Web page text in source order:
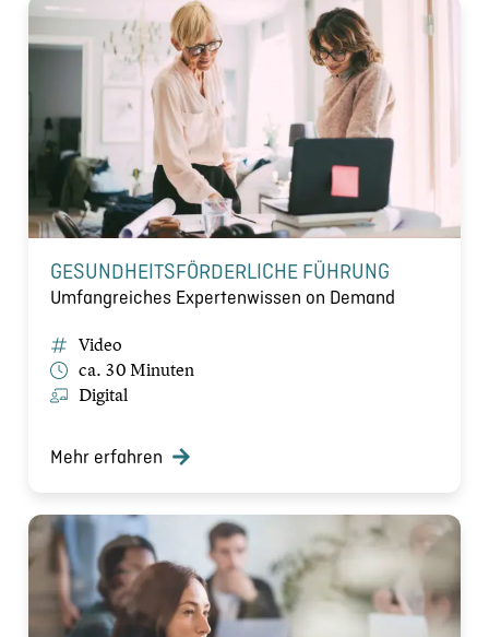
GESUNDHEITSFÖRDERLICHE FÜHRUNG
Umfangreiches Expertenwissen on Demand
Video
ca. 30 Minuten
Digital
Mehr erfahren